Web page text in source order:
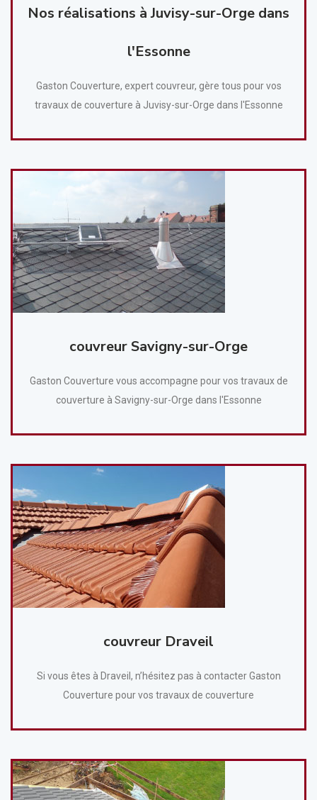
Nos réalisations à Juvisy-sur-Orge dans
l'Essonne
Gaston Couverture, expert couvreur, gère tous pour vos
travaux de couverture à Juvisy-sur-Orge dans l'Essonne
couvreur Savigny-sur-Orge
Gaston Couverture vous accompagne pour vos travaux de
couverture à Savigny-sur-Orge dans l'Essonne
couvreur Draveil
Si vous êtes à Draveil, n’hésitez pas à contacter Gaston
Couverture pour vos travaux de couverture